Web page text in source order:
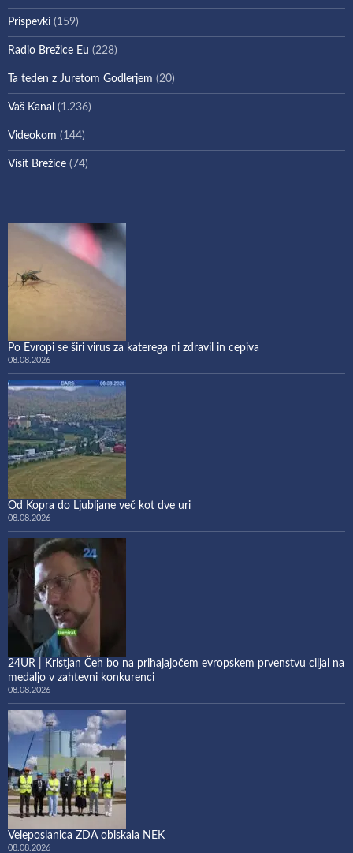
Prispevki (159)
Radio Brežice Eu (228)
Ta teden z Juretom Godlerjem (20)
Vaš Kanal (1.236)
Videokom (144)
Visit Brežice (74)
Po Evropi se širi virus za katerega ni zdravil in cepiva
08.08.2026
Od Kopra do Ljubljane več kot dve uri
08.08.2026
24UR | Kristjan Čeh bo na prihajajočem evropskem prvenstvu ciljal na
medaljo v zahtevni konkurenci
08.08.2026
Veleposlanica ZDA obiskala NEK
08.08.2026